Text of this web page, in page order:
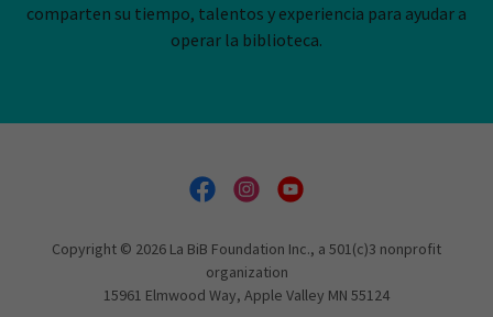
comparten su tiempo, talentos y experiencia para ayudar a
operar la biblioteca.
Copyright © 2026 La BiB Foundation Inc., a 501(c)3 nonprofit
organization
15961 Elmwood Way, Apple Valley MN 55124